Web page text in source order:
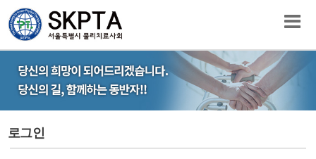
로그인